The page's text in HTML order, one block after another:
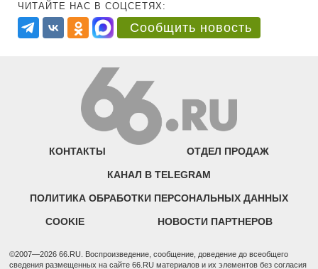
ЧИТАЙТЕ НАС В СОЦСЕТЯХ:
Сообщить новость
КОНТАКТЫ ОТДЕЛ ПРОДАЖ
КАНАЛ В TELEGRAM
ПОЛИТИКА ОБРАБОТКИ ПЕРСОНАЛЬНЫХ ДАННЫХ
COOKIE НОВОСТИ ПАРТНЕРОВ
©2007—2026 66.RU. Воспроизведение, сообщение, доведение до всеобщего
сведения размещенных на сайте 66.RU материалов и их элементов без согласия